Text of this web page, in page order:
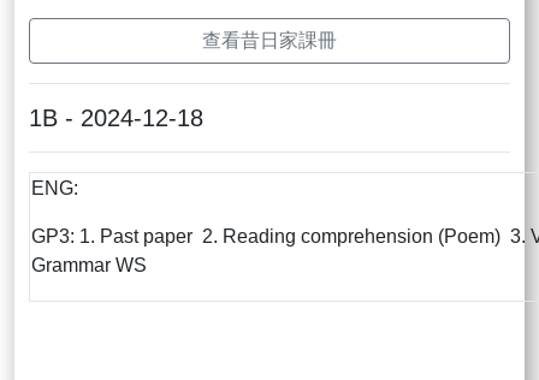
查看昔日家課冊
1B - 2024-12-18
ENG:
GP3: 1. Past paper 2. Reading comprehension (Poem) 3.
Grammar WS